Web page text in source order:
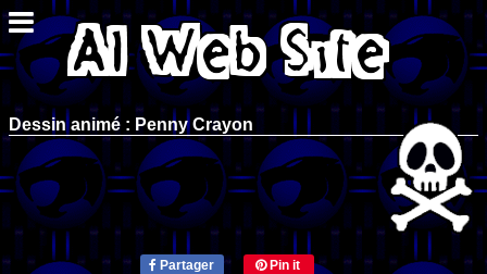
Dessin animé : Penny Crayon
Partager Pin it